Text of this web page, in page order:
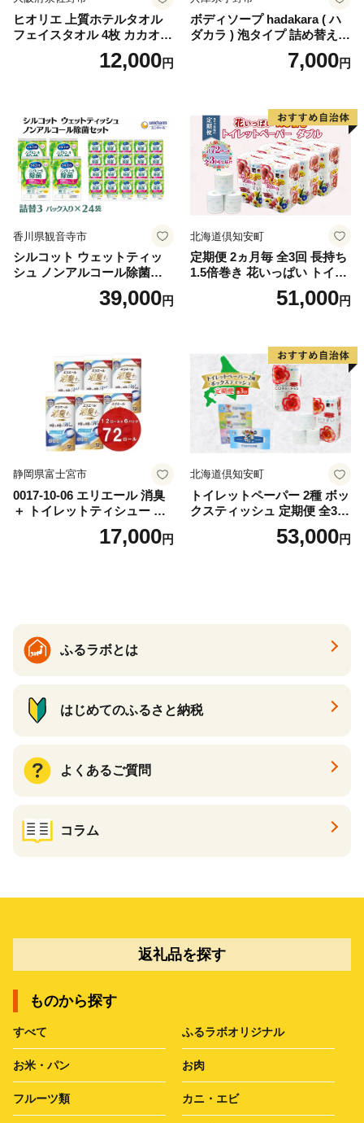
ヒオリエ 上質ホテルタオル
フェイスタオル 4枚 カカオ
【タオル 泉州タオル 吸水 普
段使い 無地 シンプル 日用品
12,000円
ボディソープ hadakara ( ハ
ダカラ ) 泡タイプ 詰め替え 4
40ml×4袋 ボディーソープ 泡
ボディソープ 泡 日用品 消耗
泡石鹸 石鹸 兵庫 兵庫県 小野
7,000円
香川県観音寺市
シルコット ウェットティッ
シュ ノンアルコール除菌詰
替（43枚×3P）×24袋 日用品
おもちゃ 拭き取り 手拭き 外
39,000円
北海道倶知安町
定期便 2ヵ月毎 全3回 長持ち
1.5倍巻き 花いっぱい トイレ
ットペーパー ダブル 45ｍ 計
72ロール 全18種 花柄 プリン
ー 消耗品 備蓄 送料無料 北海
道 倶知安町 日用品
51,000円
静岡県富士宮市
0017-10-06 エリエール 消臭
＋ トイレットティシュー し
っかり香るフレッシュクリア
の香り ダブル 12ロール×6パ
17,000円
北海道倶知安町
トイレットペーパー 2種 ボッ
クスティッシュ 定期便 全3
回 日本製 まとめ買い 防災
常備品 日用雑貨 消耗品 生活
53,000円
ふるラボとは
はじめてのふるさと納税
よくあるご質問
コラム
返礼品を探す
ものから探す
すべて ふるラボオリジナル
お米・パン お肉
フルーツ類 カニ・エビ